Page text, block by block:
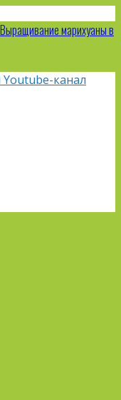
марихуаны в
Youtube-канал